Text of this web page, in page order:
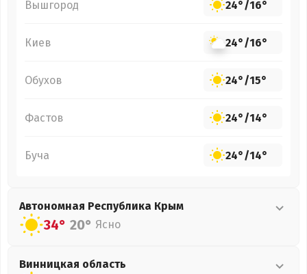
Вышгород 24°/16°
Киев 24°/16°
Обухов 24°/15°
Фастов 24°/14°
Буча 24°/14°
Автономная Республика Крым
34° 20° Ясно
Винницкая область